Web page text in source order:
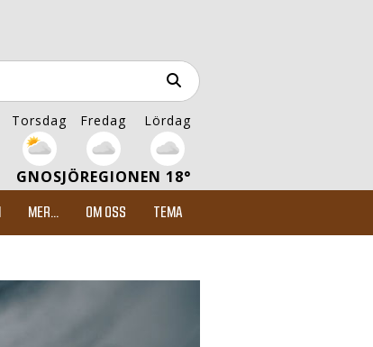
Torsdag Fredag Lördag
GNOSJÖREGIONEN 18°
MER... OM OSS TEMA